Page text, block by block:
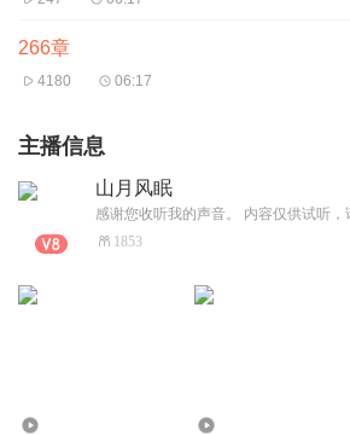
266章
4180 06:17
主播信息
山月风眠
1853